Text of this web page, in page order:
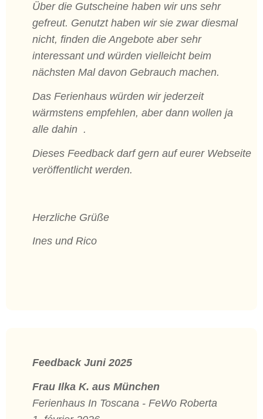
Über die Gutscheine haben wir uns sehr
gefreut. Genutzt haben wir sie zwar diesmal
nicht, finden die Angebote aber sehr
interessant und würden vielleicht beim
nächsten Mal davon Gebrauch machen.
Das Ferienhaus würden wir jederzeit
wärmstens empfehlen, aber dann wollen ja
alle dahin .
Dieses Feedback darf gern auf eurer Webseite
veröffentlicht werden.
Herzliche Grüße
Ines und Rico
Feedback Juni 2025
Frau Ilka K. aus München
Ferienhaus In Toscana - FeWo Roberta